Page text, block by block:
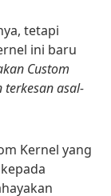
tetapi
ini baru
Custom
terkesan asal-
Kernel yang